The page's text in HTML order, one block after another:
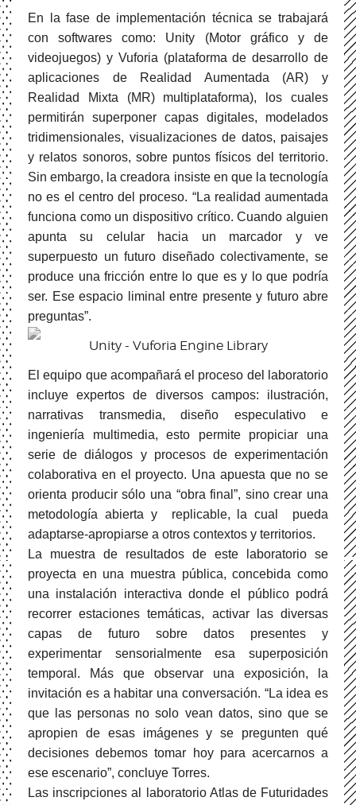
En la fase de implementación técnica se trabajará
con softwares como: Unity (Motor gráfico y de
videojuegos) y Vuforia (plataforma de desarrollo de
aplicaciones de Realidad Aumentada (AR) y
Realidad Mixta (MR) multiplataforma), los cuales
permitirán superponer capas digitales, modelados
tridimensionales, visualizaciones de datos, paisajes
y relatos sonoros, sobre puntos físicos del territorio.
Sin embargo, la creadora insiste en que la tecnología
no es el centro del proceso. “La realidad aumentada
funciona como un dispositivo crítico. Cuando alguien
apunta su celular hacia un marcador y ve
superpuesto un futuro diseñado colectivamente, se
produce una fricción entre lo que es y lo que podría
ser. Ese espacio liminal entre presente y futuro abre
preguntas”.
Unity - Vuforia Engine Library
El equipo que acompañará el proceso del laboratorio
incluye expertos de diversos campos: ilustración,
narrativas transmedia, diseño especulativo e
ingeniería multimedia, esto permite propiciar una
serie de diálogos y procesos de experimentación
colaborativa en el proyecto. Una apuesta que no se
orienta producir sólo una “obra final”, sino crear una
metodología abierta y replicable, la cual pueda
adaptarse-apropiarse a otros contextos y territorios.
La muestra de resultados de este laboratorio se
proyecta en una muestra pública, concebida como
una instalación interactiva donde el público podrá
recorrer estaciones temáticas, activar las diversas
capas de futuro sobre datos presentes y
experimentar sensorialmente esa superposición
temporal. Más que observar una exposición, la
invitación es a habitar una conversación. “La idea es
que las personas no solo vean datos, sino que se
apropien de esas imágenes y se pregunten qué
decisiones debemos tomar hoy para acercarnos a
ese escenario”, concluye Torres.
Las inscripciones al laboratorio Atlas de Futuridades